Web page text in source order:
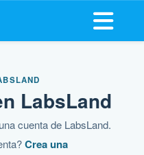
Abrir
LabsLand
cuenta de LabsLand.
Crea una